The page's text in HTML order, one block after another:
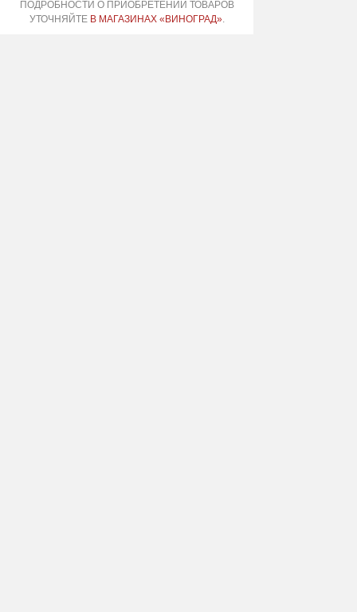
ПОДРОБНОСТИ О ПРИОБРЕТЕНИИ ТОВАРОВ
УТОЧНЯЙТЕ В МАГАЗИНАХ «ВИНОГРАД».